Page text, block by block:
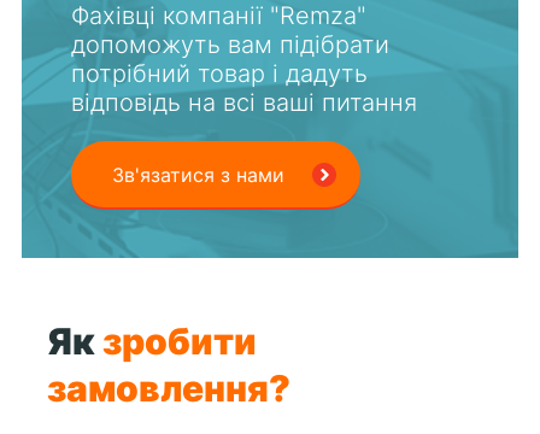
Фахівці компанії "Remza"
допоможуть вам підібрати
потрібний товар і дадуть
відповідь на всі ваші питання
Зв'язатися з нами
Якзробити
замовлення?